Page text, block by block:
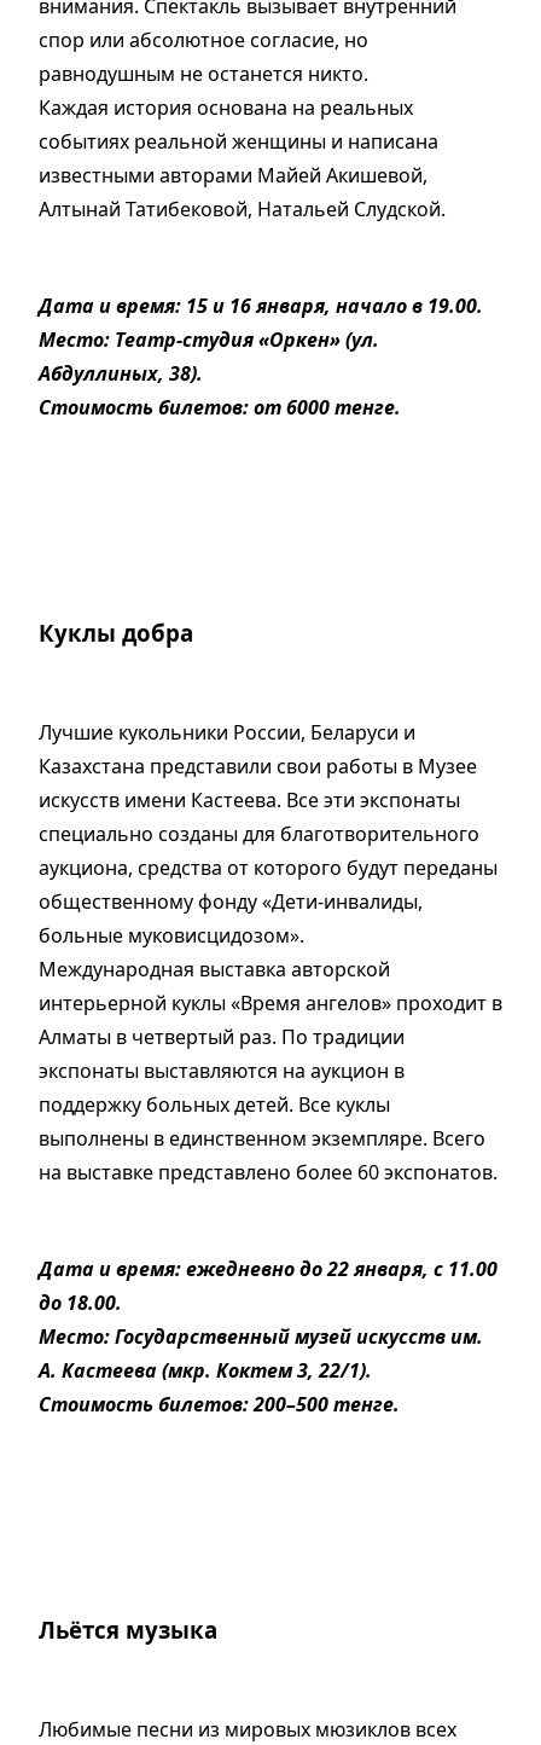
внимания. Спектакль вызывает внутренний
спор или абсолютное согласие, но
равнодушным не останется никто.
Каждая история основана на реальных
событиях реальной женщины и написана
известными авторами Майей Акишевой,
Алтынай Татибековой, Наталь­ей Слудской.
Дата и время: 15 и 16 января, начало в 19.00.
Место: Театр-студия «Оркен» (ул.
Абдуллиных, 38).
Стоимость билетов: от 6000 тенге.
Куклы добра
Лучшие кукольники России, Беларуси и
Казахстана представили свои работы в Музее
искусств имени Кастеева. Все эти экспонаты
специально созданы для благотворительного
аукциона, средства от которого будут переданы
общественному фонду «Дети-инвалиды,
больные муковисцидозом».
Международная выставка авторской
интерьерной куклы «Время ангелов» проходит в
Алматы в четвертый раз. По традиции
экспонаты выставляются на аукцион в
поддержку больных детей. Все куклы
выполнены в единственном экземпляре. Всего
на выставке представлено более 60 экспонатов.
Дата и время: ежедневно до 22 января, с 11.00
до 18.00.
Место: Государственный музей искусств им.
А. Кастеева (мкр. Коктем 3, 22/1).
Стоимость билетов: 200–500 тенге.
Льётся музыка
Любимые песни из мировых мюзиклов всех